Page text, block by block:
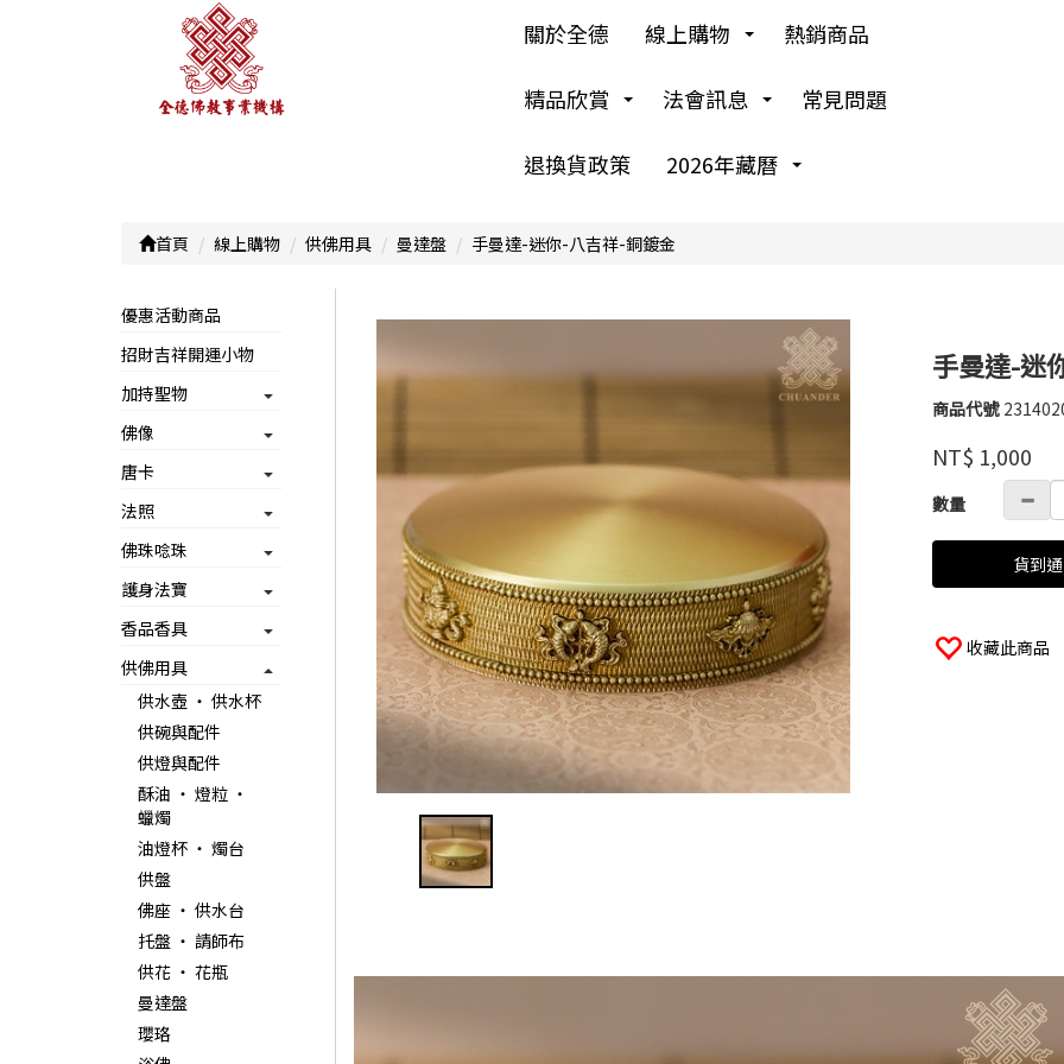
關於全德 線上購物 熱銷商品
精品欣賞 法會訊息 常見問題
退換貨政策 2026年藏曆
首頁 線上購物 供佛用具 曼達盤 手曼達-迷你-八吉祥-銅鍍金
優惠活動商品
招財吉祥開運小物
加持聖物
佛像
唐卡
法照
佛珠唸珠
護身法寶
香品香具
供佛用具
供水壺 ‧ 供水杯
供碗與配件
供燈與配件
酥油 ‧ 燈粒 ‧
蠟燭
油燈杯 ‧ 燭台
供盤
佛座 ‧ 供水台
托盤 ‧ 請師布
供花 ‧ 花瓶
曼達盤
瓔珞
手曼達-迷
商品代號
品牌
高
婉
瑜
NT$ 1,000
數量
貨到
收藏此商品